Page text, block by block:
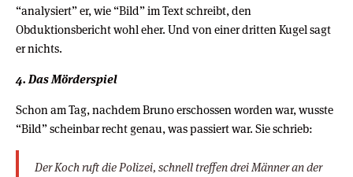
“analysiert” er, wie “Bild” im Text schreibt, den
Obduktionsbericht wohl eher. Und von einer dritten Kugel sagt
er nichts.
4. Das Mörderspiel
Schon am Tag, nachdem Bruno erschossen worden war, wusste
“Bild” scheinbar recht genau, was passiert war. Sie schrieb:
Der Koch ruft die Polizei, schnell treffen drei Männer an der